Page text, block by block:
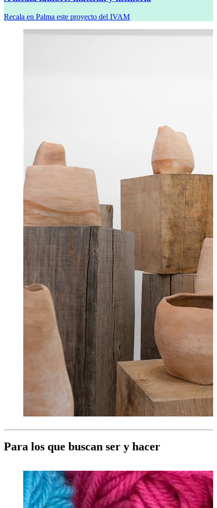
A media lumbre: material y memoria
Para los que buscan ser y hacer